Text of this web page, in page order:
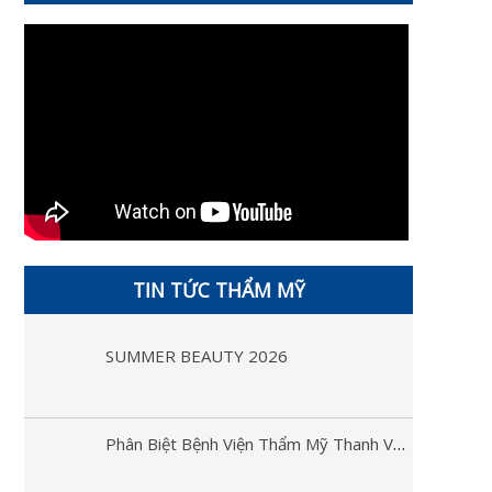
TIN TỨC THẨM MỸ
SUMMER BEAUTY 2026
Phân Biệt Bệnh Viện Thẩm Mỹ Thanh Vân Và Thẩm Mỹ Thanh Vân Spa